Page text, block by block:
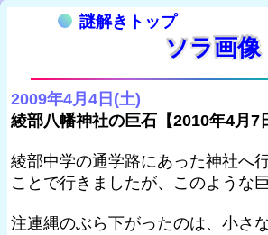
謎解きトップ
ソラ画像
2009年4月4日(土)
綾部八幡神社の巨石【2010年4月7
綾部中学の通学路にあった神社へ
ことで行きましたが、このような
注連縄のぶら下がったのは、小さ